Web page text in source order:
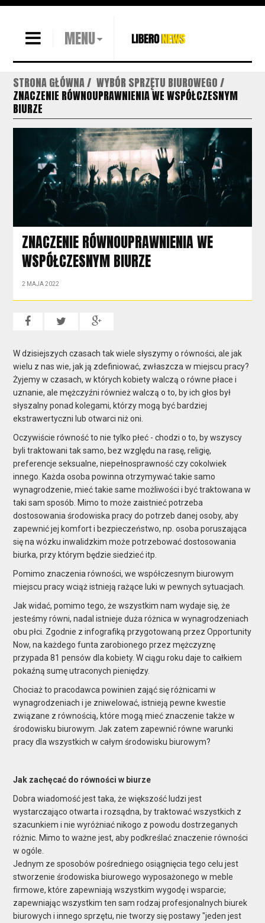
MENU
STRONA GŁÓWNA
WYBÓR SPRZĘTU BIUROWEGO
ZNACZENIE RÓWNOUPRAWNIENIA WE WSPÓŁCZESNYM
BIURZE
ZNACZENIE RÓWNOUPRAWNIENIA WE
WSPÓŁCZESNYM BIURZE
2 MAJA 2022
W dzisiejszych czasach tak wiele słyszymy o równości, ale jak
wielu z nas wie, jak ją zdefiniować, zwłaszcza w miejscu pracy?
Żyjemy w czasach, w których kobiety walczą o równe płace i
uznanie, ale mężczyźni również walczą o to, by ich głos był
słyszalny ponad kolegami, którzy mogą być bardziej
ekstrawertyczni lub otwarci niż oni.
Oczywiście równość to nie tylko płeć - chodzi o to, by wszyscy
byli traktowani tak samo, bez względu na rasę, religię,
preferencje seksualne, niepełnosprawność czy cokolwiek
innego. Każda osoba powinna otrzymywać takie samo
wynagrodzenie, mieć takie same możliwości i być traktowana w
taki sam sposób. Mimo to może zaistnieć potrzeba
dostosowania środowiska pracy do potrzeb danej osoby, aby
zapewnić jej komfort i bezpieczeństwo, np. osoba poruszająca
się na wózku inwalidzkim może potrzebować dostosowania
biurka, przy którym będzie siedzieć itp.
Pomimo znaczenia równości, we współczesnym biurowym
miejscu pracy wciąż istnieją rażące luki w pewnych sytuacjach.
Jak widać, pomimo tego, że wszystkim nam wydaje się, że
jesteśmy równi, nadal istnieje duża różnica w wynagrodzeniach
obu płci. Zgodnie z infografiką przygotowaną przez Opportunity
Now, na każdego funta zarobionego przez mężczyznę
przypada 81 pensów dla kobiety. W ciągu roku daje to całkiem
pokaźną sumę utraconych pieniędzy.
Chociaż to pracodawca powinien zająć się różnicami w
wynagrodzeniach i je zniwelować, istnieją pewne kwestie
związane z równością, które mogą mieć znaczenie także w
środowisku biurowym. Jak zatem zapewnić równe warunki
pracy dla wszystkich w całym środowisku biurowym?
Jak zachęcać do równości w biurze
Dobra wiadomość jest taka, że większość ludzi jest
wystarczająco otwarta i rozsądna, by traktować wszystkich z
szacunkiem i nie wyróżniać nikogo z powodu dostrzeganych
różnic. Mimo to ważne jest, aby podkreślać znaczenie równości
w ogóle.
Jednym ze sposobów pośredniego osiągnięcia tego celu jest
stworzenie środowiska biurowego wyposażonego w meble
firmowe, które zapewniają wszystkim wygodę i wsparcie;
zapewniając wszystkim ten sam rodzaj profesjonalnych biurek
biurowych i innego sprzętu, nie tworzy się postawy "jeden jest